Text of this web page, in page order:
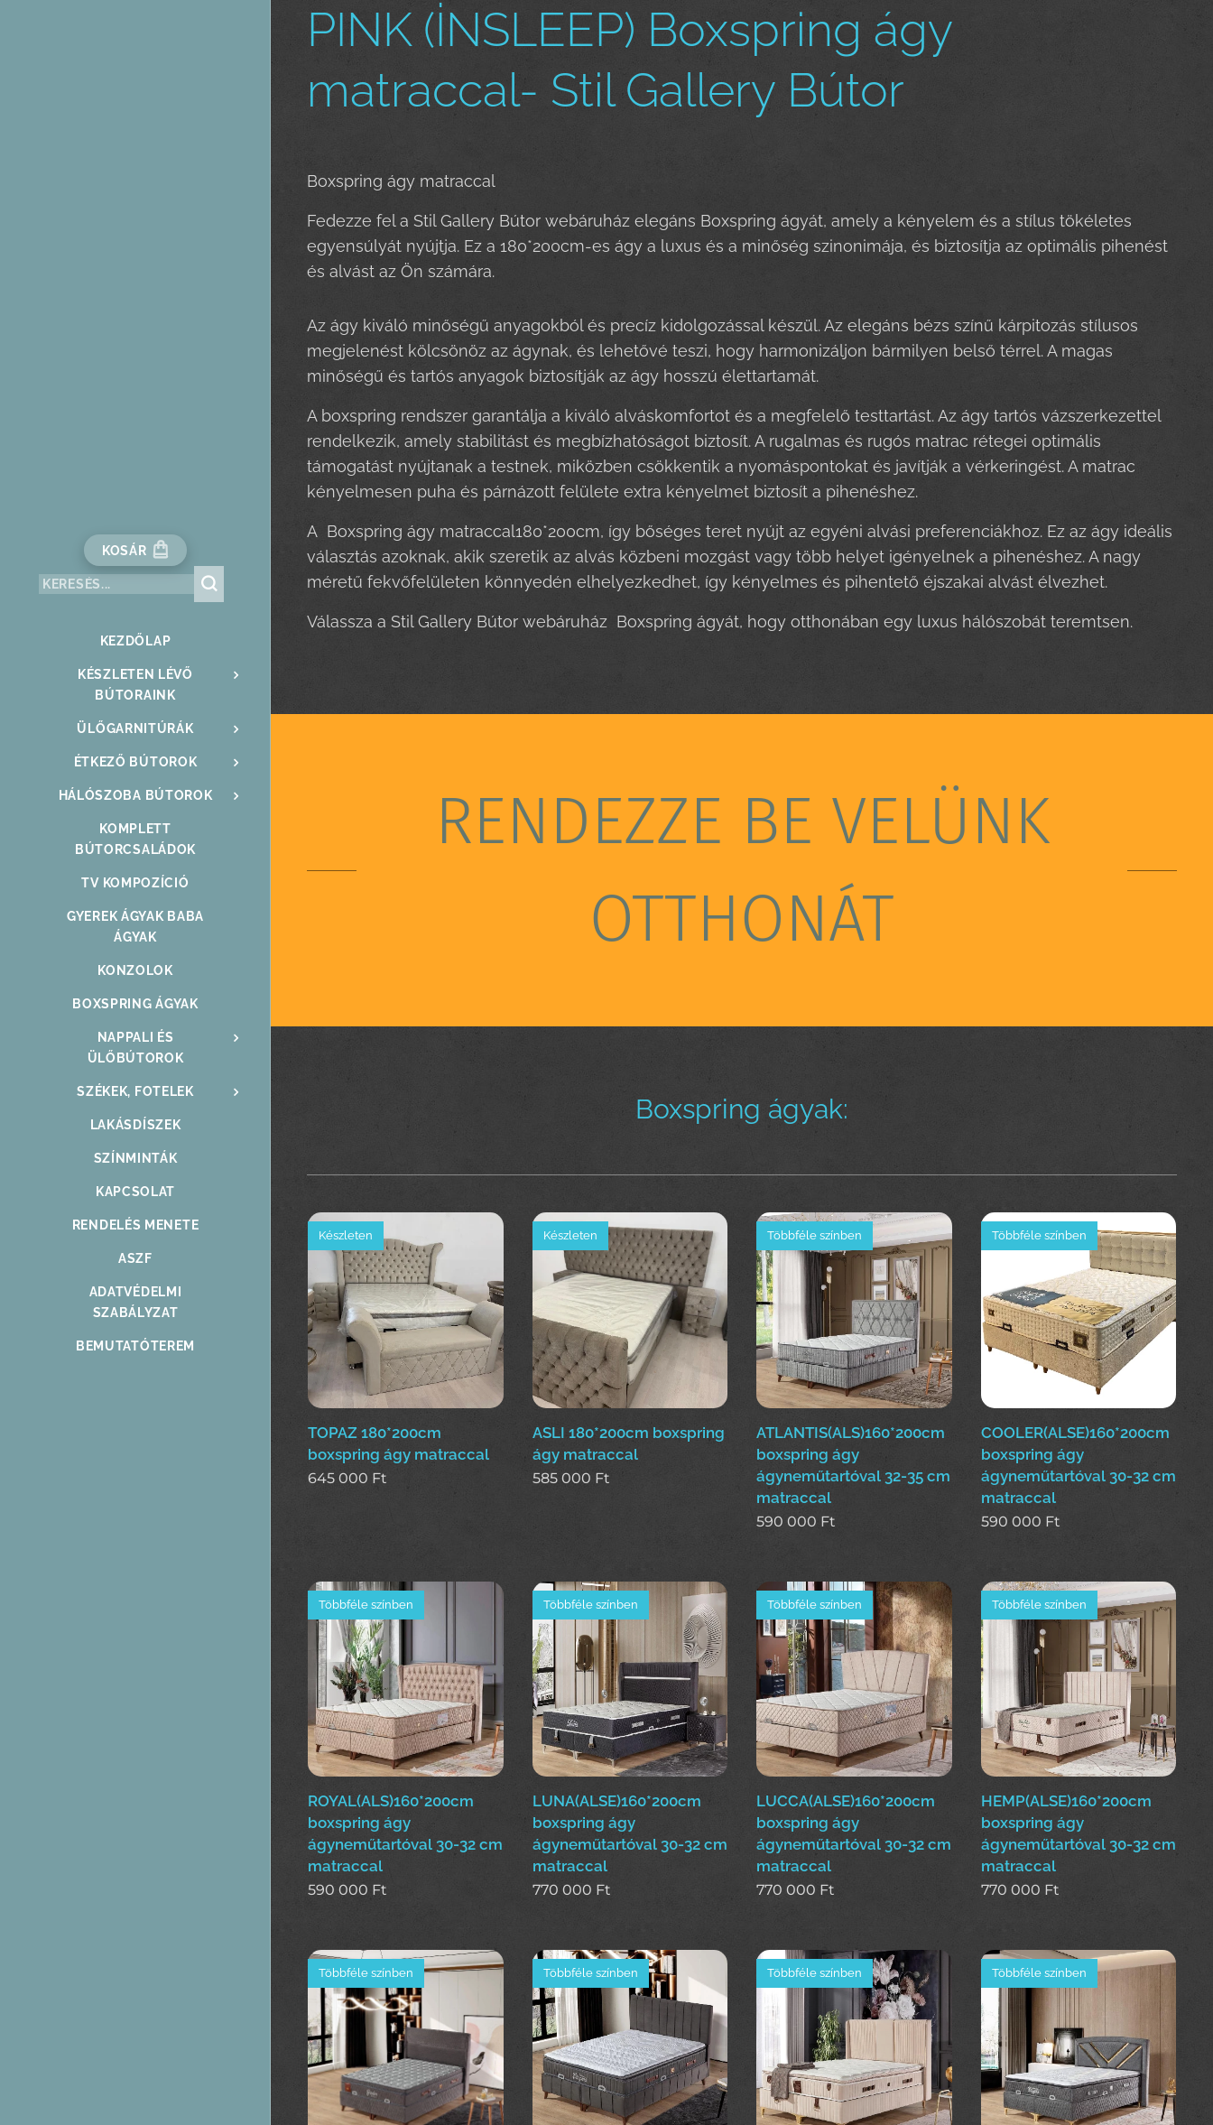
KOSÁR
KEZDŐLAP
KÉSZLETEN LÉVŐ
BÚTORAINK
ÜLŐGARNITÚRÁK
ÉTKEZŐ BÚTOROK
HÁLÓSZOBA BÚTOROK
KOMPLETT
BÚTORCSALÁDOK
TV KOMPOZÍCIÓ
GYEREK ÁGYAK BABA
ÁGYAK
KONZOLOK
BOXSPRING ÁGYAK
NAPPALI ÉS
ÜLŐBÚTOROK
SZÉKEK, FOTELEK
LAKÁSDÍSZEK
SZÍNMINTÁK
KAPCSOLAT
RENDELÉS MENETE
ASZF
ADATVÉDELMI
SZABÁLYZAT
BEMUTATÓTEREM
PINK (İNSLEEP) Boxspring ágy
matraccal- Stil Gallery Bútor
Boxspring ágy matraccal
Fedezze fel a Stil Gallery Bútor webáruház elegáns Boxspring ágyát, amely a kényelem és a stílus tökéletes
egyensúlyát nyújtja. Ez a 180*200cm-es ágy a luxus és a minőség szinonimája, és biztosítja az optimális pihenést
és alvást az Ön számára.
Az ágy kiváló minőségű anyagokból és precíz kidolgozással készül. Az elegáns bézs színű kárpitozás stílusos
megjelenést kölcsönöz az ágynak, és lehetővé teszi, hogy harmonizáljon bármilyen belső térrel. A magas
minőségű és tartós anyagok biztosítják az ágy hosszú élettartamát.
A boxspring rendszer garantálja a kiváló alváskomfortot és a megfelelő testtartást. Az ágy tartós vázszerkezettel
rendelkezik, amely stabilitást és megbízhatóságot biztosít. A rugalmas és rugós matrac rétegei optimális
támogatást nyújtanak a testnek, miközben csökkentik a nyomáspontokat és javítják a vérkeringést. A matrac
kényelmesen puha és párnázott felülete extra kényelmet biztosít a pihenéshez.
A Boxspring ágy matraccal180*200cm, így bőséges teret nyújt az egyéni alvási preferenciákhoz. Ez az ágy ideális
választás azoknak, akik szeretik az alvás közbeni mozgást vagy több helyet igényelnek a pihenéshez. A nagy
méretű fekvőfelületen könnyedén elhelyezkedhet, így kényelmes és pihentető éjszakai alvást élvezhet.
Válassza a Stil Gallery Bútor webáruház Boxspring ágyát, hogy otthonában egy luxus hálószobát teremtsen.
RENDEZZE BE VELÜNK
OTTHONÁT
Boxspring ágyak:
TOPAZ 180*200cm
boxspring ágy matraccal
Készleten
645 000 Ft
ASLI 180*200cm boxspring
ágy matraccal
Készleten
585 000 Ft
ATLANTIS(ALS)160*200cm
boxspring ágy
ágyneműtartóval 32-35 cm
matraccal
Többféle színben
590 000 Ft
COOLER(ALSE)160*200cm
boxspring ágy
ágyneműtartóval 30-32 cm
matraccal
Többféle színben
590 000 Ft
ROYAL(ALS)160*200cm
boxspring ágy
ágyneműtartóval 30-32 cm
matraccal
Többféle színben
590 000 Ft
LUNA(ALSE)160*200cm
boxspring ágy
ágyneműtartóval 30-32 cm
matraccal
Többféle színben
770 000 Ft
LUCCA(ALSE)160*200cm
boxspring ágy
ágyneműtartóval 30-32 cm
matraccal
Többféle színben
770 000 Ft
HEMP(ALSE)160*200cm
boxspring ágy
ágyneműtartóval 30-32 cm
matraccal
Többféle színben
770 000 Ft
Többféle színben Többféle színben Többféle színben Többféle színben